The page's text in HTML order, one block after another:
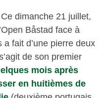
dimanche 21 juillet,
Båstad face à
fait d’une pierre deux
de son premier
mois après
en huitièmes de